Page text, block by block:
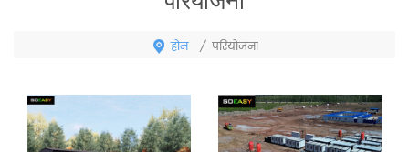
होम / परियोजना